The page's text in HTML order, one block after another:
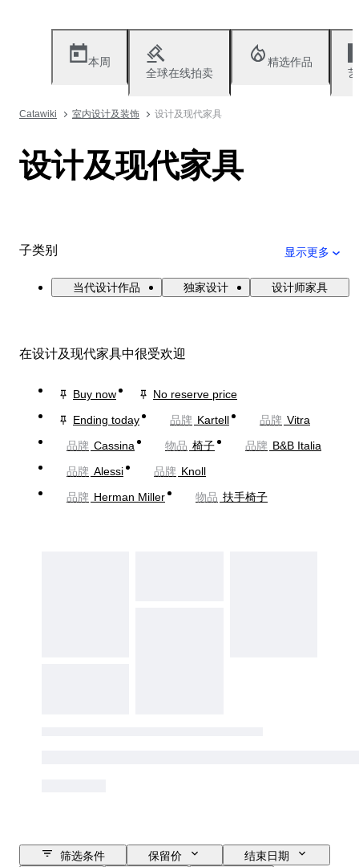
本周
全球在线拍卖
精选作品
Catawiki 室内设计及装饰 设计及现代家具
设计及现代家具
子类别 显示更多
当代设计作品 独家设计 设计师家具
在设计及现代家具中很受欢迎
Buy now
No reserve price
Ending today
品牌 Kartell 品牌 Vitra
品牌 Cassina 物品 椅子 品牌 B&B Italia
品牌 Alessi 品牌 Knoll
品牌 Herman Miller 物品 扶手椅子
筛选条件 保留价
结束日期